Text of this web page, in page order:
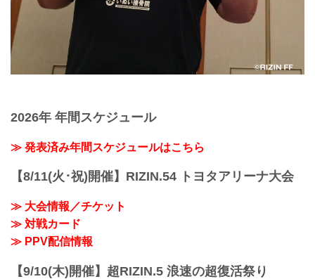
2026年 年間スケジュール
≫ 発表済み年間スケジュールはこちら
【8/11(火･祝)開催】RIZIN.54 トヨタアリーナ大会
≫ 大会情報／チケット
≫ 対戦カード
≫ PPV配信情報
【9/10(木)開催】超RIZIN.5 浪速の超復活祭り